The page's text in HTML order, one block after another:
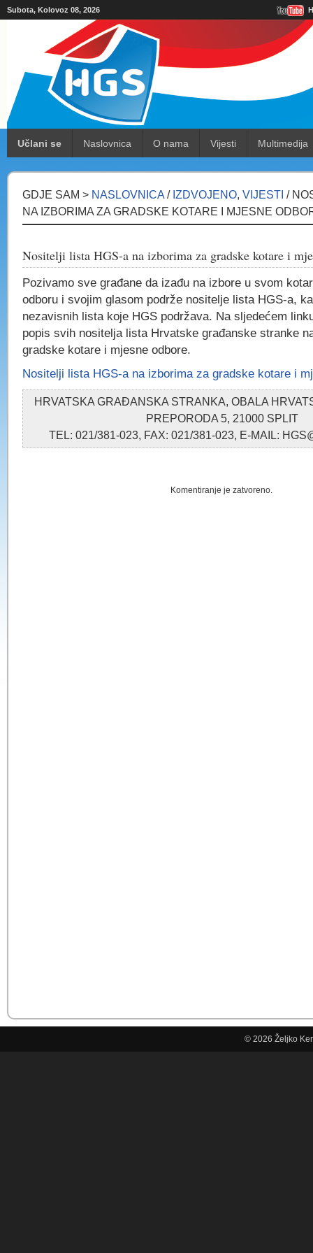
Subota, Kolovoz 08, 2026
Učlani se Naslovnica O nama Vijesti Multimedija
GDJE SAM > NASLOVNICA / IZDVOJENO, VIJESTI /
NA IZBORIMA ZA GRADSKE KOTARE I MJESNE
Nositelji lista HGS-a na izborima za gradske kotare i
Pozivamo sve građane da izađu na izbore u svom
odboru i svojim glasom podrže nositelje lista HGS-a,
nezavisnih lista koje HGS podržava. Na sljedećem
popis svih nositelja lista Hrvatske građanske stranke
gradske kotare i mjesne odbore.
Nositelji lista HGS-a na izborima za gradske kotare i
HRVATSKA GRAĐANSKA STRANKA, OBALA
PREPORODA 5, 21000 SPLIT
TEL: 021/381-023, FAX: 021/381-023, E-MAIL:
Komentiranje je zatvoreno.
© 2026 Željko